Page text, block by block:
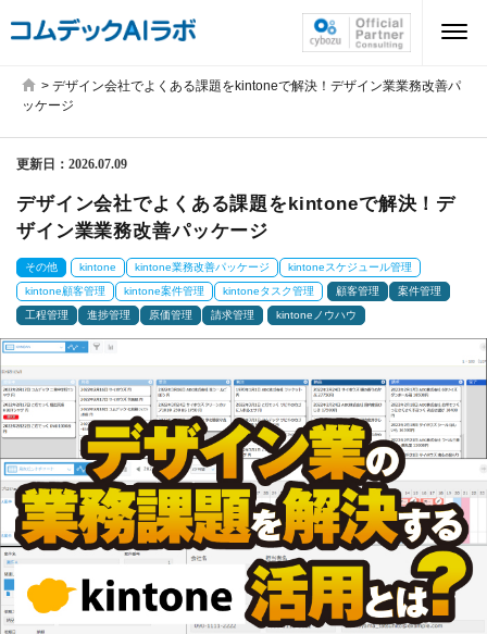
> デザイン会社でよくある課題をkintoneで解決！デザイン業業務改善パ
ッケージ
更新日： 2026.07.09
デザイン会社でよくある課題をkintoneで解決！デ
ザイン業業務改善パッケージ
その他 kintone kintone業務改善パッケージ
kintoneスケジュール管理
kintone顧客管理
kintone案件管理 kintoneタスク管理 顧客管理
案件管理
工程管理
進捗管理 原価管理 請求管理 kintoneノウハウ